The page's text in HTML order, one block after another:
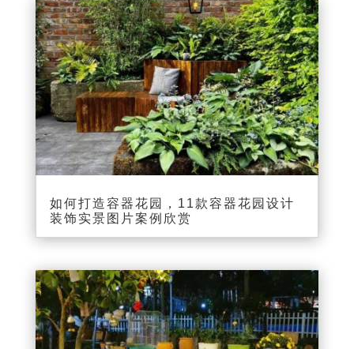
如何打造容器花园，11款容器花园设计
装饰实景图片案例欣赏